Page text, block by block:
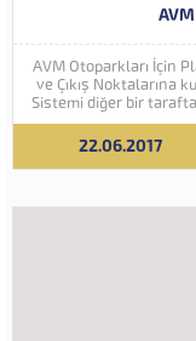
AVM Otoparkları İçin
ve Çıkış Noktalarına
Sistemi diğer bir
AVM Yönetimleri
müşteri
22.06.2017